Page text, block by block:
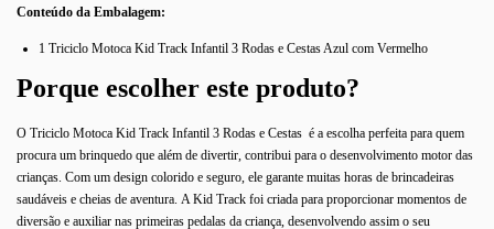
Conteúdo da Embalagem:
1 Triciclo Motoca Kid Track Infantil 3 Rodas e Cestas Azul com Vermelho
Porque escolher este produto?
O Triciclo Motoca Kid Track Infantil 3 Rodas e Cestas é a escolha perfeita para quem
procura um brinquedo que além de divertir, contribui para o desenvolvimento motor das
crianças. Com um design colorido e seguro, ele garante muitas horas de brincadeiras
saudáveis e cheias de aventura. A Kid Track foi criada para proporcionar momentos de
diversão e auxiliar nas primeiras pedalas da criança, desenvolvendo assim o seu